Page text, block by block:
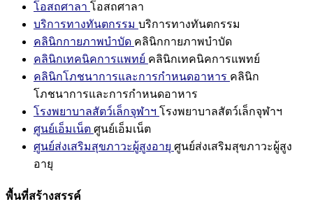
โอสถศาลา โอสถศาลา
บริการทางทันตกรรม บริการทางทันตกรรม
คลินิกกายภาพบำบัด คลินิกกายภาพบำบัด
คลินิกเทคนิคการแพทย์ คลินิกเทคนิคการแพทย์
คลินิกโภชนาการและการกำหนดอาหาร คลินิก
โภชนาการและการกำหนดอาหาร
โรงพยาบาลสัตว์เล็กจุฬาฯ โรงพยาบาลสัตว์เล็กจุฬาฯ
ศูนย์เอ็มเน็ต ศูนย์เอ็มเน็ต
ศูนย์ส่งเสริมสุขภาวะผู้สูงอายุ ศูนย์ส่งเสริมสุขภาวะผู้สูง
อายุ
พื้นที่สร้างสรรค์